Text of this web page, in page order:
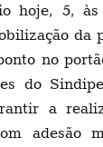
hoje, 5,
da
no
do
a
adesão